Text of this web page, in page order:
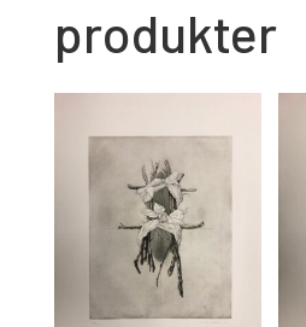
produkter